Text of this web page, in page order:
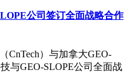
公司签订全面战略合作
CnTech）与加拿大GEO-
与GEO-SLOPE公司全面战